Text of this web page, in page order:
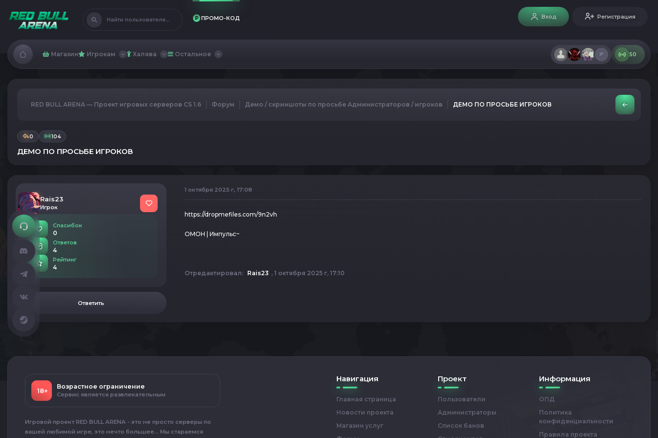
Найти пользователя... ПРОМО-КОД Вход Регистрация
Магазин Игрокам Халява Остальное 50
RED BULL ARENA — Проект игровых серверов CS 1.6 Форум Демо / скриншоты по просьбе Администраторов / игроков ДЕМО ПО ПРОСЬБЕ ИГРОКОВ
0 104
ДЕМО ПО ПРОСЬБЕ ИГРОКОВ
Rais23
Игрок
Спасибок
0
Ответов
4
Рейтинг
4
Ответить
1 октября 2025 г, 17:08
https://dropmefiles.com/9n2vh
ОМОН | Импульс~
Отредактировал: Rais23 , 1 октября 2025 г, 17:10
18+
Возрастное ограничение
Сервис является развлекательным
Игровой проект RED BULL ARENA - это не просто серверы по
вашей любимой игре, это нечто большее... Мы стараемся
Навигация
Главная страница
Новости проекта
Магазин услуг
Проект
Пользователи
Администраторы
Список банов
Информация
ОПД
Политика
конфиденциальности
Правила проекта